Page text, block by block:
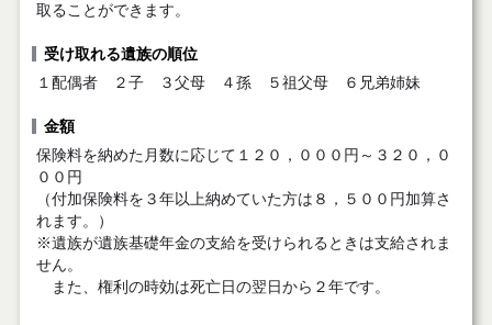
取ることができます。
受け取れる遺族の順位
１配偶者 ２子 ３父母 ４孫 ５祖父母 ６兄弟姉妹
金額
保険料を納めた月数に応じて１２０，０００円～３２０，０
００円
（付加保険料を３年以上納めていた方は８，５００円加算さ
れます。）
※遺族が遺族基礎年金の支給を受けられるときは支給されま
せん。
また、権利の時効は死亡日の翌日から２年です。